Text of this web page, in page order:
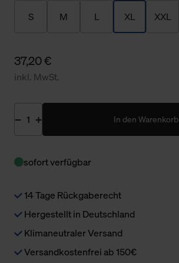
S M L XL XXL
37,20 €
inkl. MwSt.
In den Warenkorb
sofort verfügbar
14 Tage Rückgaberecht
Hergestellt in Deutschland
Klimaneutraler Versand
Versandkostenfrei ab 150€